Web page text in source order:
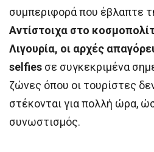
συμπεριφορά που έβλαπτε
Αντίστοιχα στο
Λιγουρία, οι αρχές
selfies σε συγκεκριμένα
ζώνες όπου οι τουρίστες
στέκονται για πολλή ώρα,
συνωστισμός.